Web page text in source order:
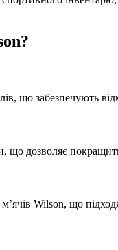
?
що забезпечують
що дозволяє
Wilson, що